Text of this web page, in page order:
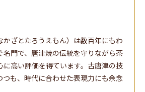
かざとたろうえもん）は数百年にもわ
名門で、唐津焼の伝統を守りながら茶
に高い評価を得ています。古唐津の技
つも、時代に合わせた表現力にも余念